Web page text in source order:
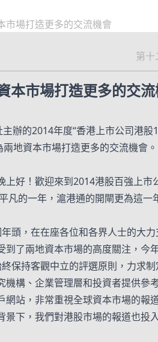
市場打造更多的交流機會
第十
本市場打造更多的交
辦的2014年度“香港上市公司港
地資本市場打造更多的交流機會。
好！歡迎來到2014港股百強上市
凡的一年，滬港通的開閘更為這
頭，在在座各位和各界人士的大
到了兩地資本市場的高度關注，今
保持客觀中立的評選原則，力求
機構、企業管理層和投資者提供參
網站，非常重視全球資本市場的
景下，我們對港股市場的報道也